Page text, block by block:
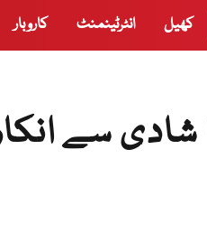
کھیل انٹرٹینمنٹ کاروبار
شادی سے